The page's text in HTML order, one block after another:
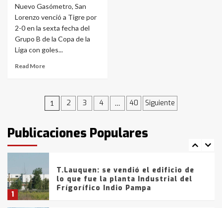
Nuevo Gasómetro, San
Lorenzo venció a Tigre por
2-0 en la sexta fecha del
Grupo B de la Copa de la
Liga con goles...
Read More
Navegación
de
entradas
1 2 3 4 … 40 Siguiente
Publicaciones Populares
5
Los precios de los combustibles en
La Pampa, desde YPF hasta Axion
entre 857 a 1338 pesos
T.Lauquen: tres jóvenes que
fueron detenidos por
comercialización de drogas en la
tarde del sábado
1
T.Lauquen: se vendió el edificio de
lo que fue la planta Industrial del
Frígorífico Indio Pampa